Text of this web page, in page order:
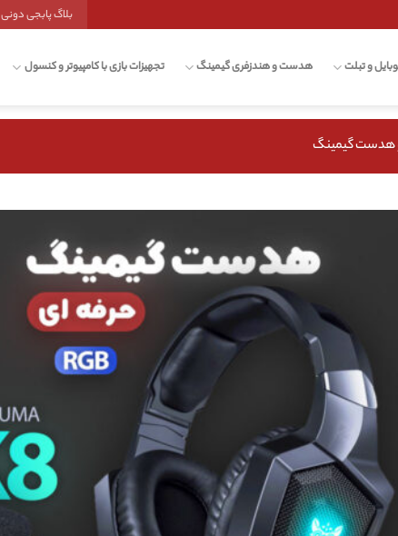
بلاگ پابجی دونی
و تبلت هدست و هندزفری گیمینگ تجهیزات بازی با کامپیوتر و کنسول
هدست گیمینگ